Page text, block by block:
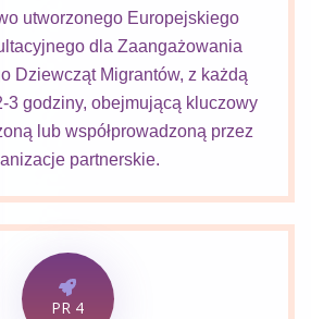
utworzonego Europejskiego
dla Zaangażowania
Dziewcząt Migrantów, z każdą
3 godziny, obejmującą kluczowy
lub współprowadzoną przez
partnerskie.
PR 4